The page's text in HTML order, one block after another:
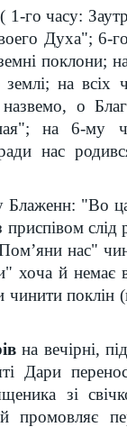
1-го часу:
Духа";
поклони;
на всіх
о
на 6-му
нас
Блаженн: "Во
нас"
хоча й немає
чинити
на вечірні,
Дари
зі
промовляє